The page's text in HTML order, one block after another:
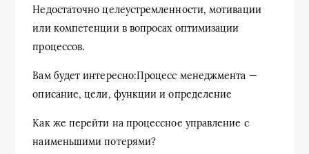
Недостаточно целеустремленности, мотивации
или компетенции в вопросах оптимизации
процессов.
Вам будет интересно:Процесс менеджмента —
описание, цели, функции и определение
Как же перейти на процессное управление с
наименьшими потерями?